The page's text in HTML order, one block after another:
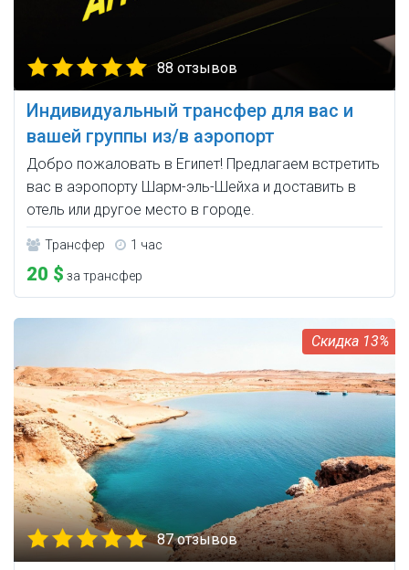
88 отзывов
Индивидуальный трансфер для вас и
вашей группы из/в аэропорт
Добро пожаловать в Египет! Предлагаем встретить
вас в аэропорту Шарм-эль-Шейха и доставить в
отель или другое место в городе.
Трансфер 1 час
20 $ за трансфер
13%
87 отзывов